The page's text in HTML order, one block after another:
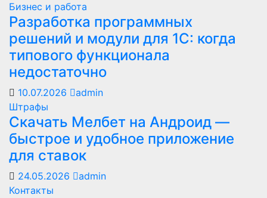
Бизнес и работа
Разработка программных
решений и модули для 1С: когда
типового функционала
недостаточно
10.07.2026
admin
Штрафы
Скачать Мелбет на Андроид —
быстрое и удобное приложение
для ставок
24.05.2026
admin
Контакты